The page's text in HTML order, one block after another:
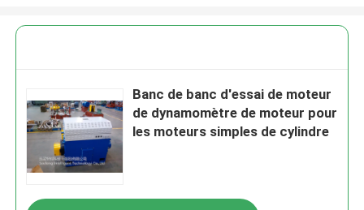
Banc de banc d'essai de moteur
de dynamomètre de moteur pour
les moteurs simples de cylindre